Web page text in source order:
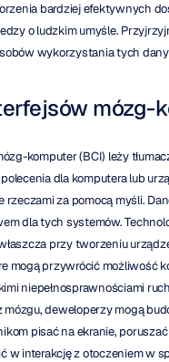
bardziej efektywnych
o ludzkim umyśle.
wykorzystania tych
mózg-
komputer (BCI) leży
dla komputera lub
za pomocą myśli.
dla tych systemów.
przy tworzeniu
mogą przywrócić możliwość
niepełnosprawnościami
mózgu, deweloperzy mogą
pisać na ekranie,
w interakcję z otoczeniem w